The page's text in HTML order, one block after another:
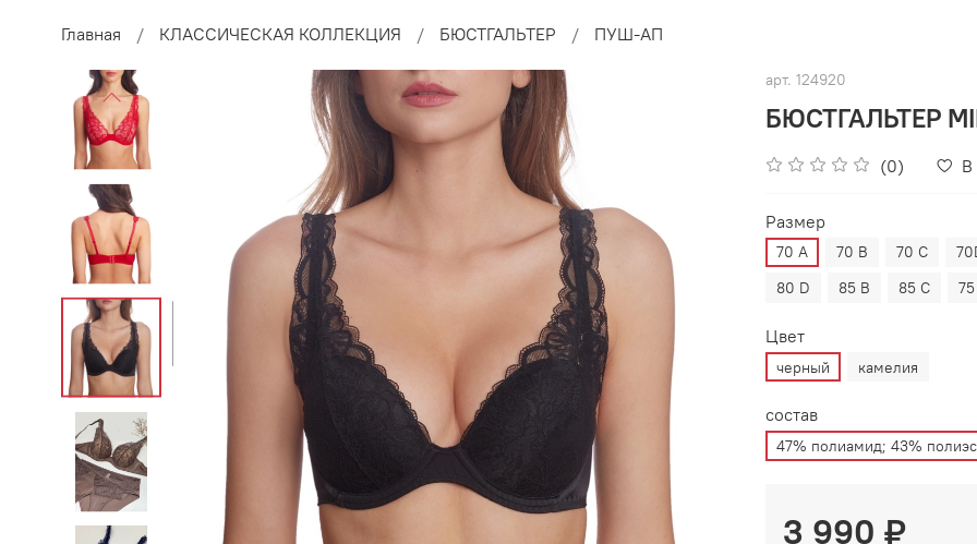
Главная КЛАССИЧЕСКАЯ КОЛЛЕКЦИЯ БЮСТГАЛЬТЕР ПУШ-АП
арт. 124920
БЮСТГАЛЬТЕР
(0) В
Размер
70 А 70 В 70 С
80 D
85 B 85 C
Цвет
черный камелия
состав
47% полиамид; 43%
3 990 ₽